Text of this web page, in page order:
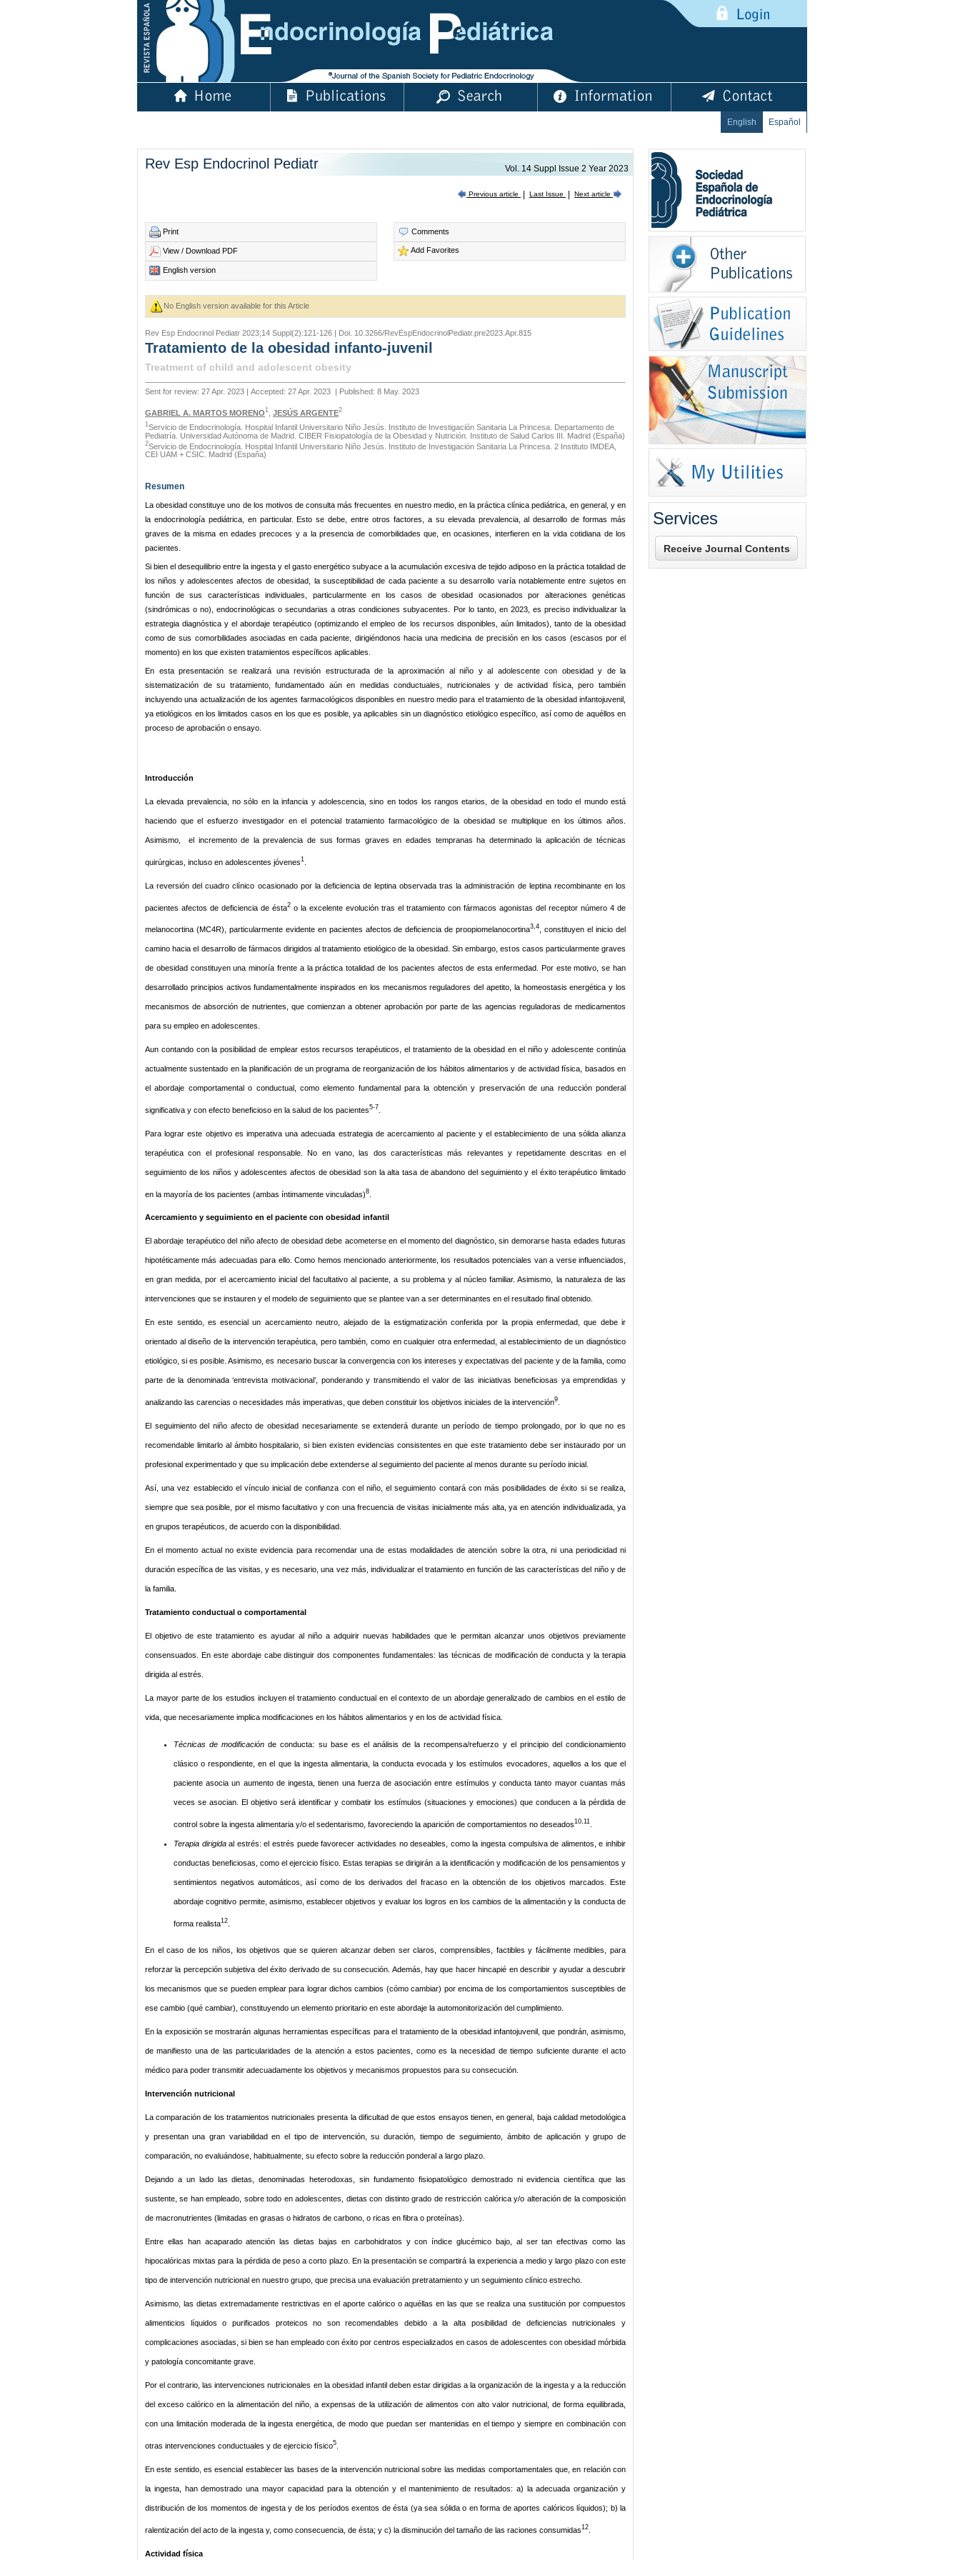
English Español
Rev Esp Endocrinol Pediatr Vol. 14 Suppl Issue 2 Year 2023
Previous article Last Issue Next article
Print
View / Download PDF
English version
Comments
Add Favorites
No English version available for this Article
Rev Esp Endocrinol Pediatr 2023;14 Suppl(2):121-126 | Doi. 10.3266/RevEspEndocrinolPediatr.pre2023.Apr.815
Tratamiento de la obesidad infanto-juvenil
Treatment of child and adolescent obesity
Sent for review: 27 Apr. 2023 | Accepted: 27 Apr. 2023 | Published: 8 May. 2023
GABRIEL A. MARTOS MORENO1 JESÚS ARGENTE2
1Servicio de Endocrinología. Hospital Infantil Universitario Niño Jesús. Instituto de Investigación Sanitaria La Princesa. Departamento de
Pediatría. Universidad Autónoma de Madrid. CIBER Fisiopatología de la Obesidad y Nutrición. Instituto de Salud Carlos III. Madrid (España)
2Servicio de Endocrinología. Hospital Infantil Universitario Niño Jesús. Instituto de Investigación Sanitaria La Princesa. 2 Instituto IMDEA,
CEI UAM + CSIC. Madrid (España)
Resumen
La obesidad constituye uno de los motivos de consulta más frecuentes en nuestro medio, en la práctica clínica pediátrica, en general, y en
la endocrinología pediátrica, en particular. Esto se debe, entre otros factores, a su elevada prevalencia, al desarrollo de formas más
graves de la misma en edades precoces y a la presencia de comorbilidades que, en ocasiones, interfieren en la vida cotidiana de los
pacientes.
Si bien el desequilibrio entre la ingesta y el gasto energético subyace a la acumulación excesiva de tejido adiposo en la práctica totalidad de
los niños y adolescentes afectos de obesidad, la susceptibilidad de cada paciente a su desarrollo varía notablemente entre sujetos en
función de sus características individuales, particularmente en los casos de obesidad ocasionados por alteraciones genéticas
(sindrómicas o no), endocrinológicas o secundarias a otras condiciones subyacentes. Por lo tanto, en 2023, es preciso individualizar la
estrategia diagnóstica y el abordaje terapéutico (optimizando el empleo de los recursos disponibles, aún limitados), tanto de la obesidad
como de sus comorbilidades asociadas en cada paciente, dirigiéndonos hacia una medicina de precisión en los casos (escasos por el
momento) en los que existen tratamientos específicos aplicables.
En esta presentación se realizará una revisión estructurada de la aproximación al niño y al adolescente con obesidad y de la
sistematización de su tratamiento, fundamentado aún en medidas conductuales, nutricionales y de actividad física, pero también
incluyendo una actualización de los agentes farmacológicos disponibles en nuestro medio para el tratamiento de la obesidad infantojuvenil,
ya etiológicos en los limitados casos en los que es posible, ya aplicables sin un diagnóstico etiológico específico, así como de aquéllos en
proceso de aprobación o ensayo.
Introducción
La elevada prevalencia, no sólo en la infancia y adolescencia, sino en todos los rangos etarios, de la obesidad en todo el mundo está
haciendo que el esfuerzo investigador en el potencial tratamiento farmacológico de la obesidad se multiplique en los últimos años.
Asimismo, el incremento de la prevalencia de sus formas graves en edades tempranas ha determinado la aplicación de técnicas
quirúrgicas, incluso en adolescentes jóvenes1
La reversión del cuadro clínico ocasionado por la deficiencia de leptina observada tras la administración de leptina recombinante en los
pacientes afectos de deficiencia de ésta2 o la excelente evolución tras el tratamiento con fármacos agonistas del receptor número 4 de
melanocortina (MC4R), particularmente evidente en pacientes afectos de deficiencia de proopiomelanocortina3,4 , constituyen el inicio del
camino hacia el desarrollo de fármacos dirigidos al tratamiento etiológico de la obesidad. Sin embargo, estos casos particularmente graves
de obesidad constituyen una minoría frente a la práctica totalidad de los pacientes afectos de esta enfermedad. Por este motivo, se han
desarrollado principios activos fundamentalmente inspirados en los mecanismos reguladores del apetito, la homeostasis energética y los
mecanismos de absorción de nutrientes, que comienzan a obtener aprobación por parte de las agencias reguladoras de medicamentos
para su empleo en adolescentes.
Aun contando con la posibilidad de emplear estos recursos terapéuticos, el tratamiento de la obesidad en el niño y adolescente continúa
actualmente sustentado en la planificación de un programa de reorganización de los hábitos alimentarios y de actividad física, basados en
el abordaje comportamental o conductual, como elemento fundamental para la obtención y preservación de una reducción ponderal
significativa y con efecto beneficioso en la salud de los pacientes5-7
Para lograr este objetivo es imperativa una adecuada estrategia de acercamiento al paciente y el establecimiento de una sólida alianza
terapéutica con el profesional responsable. No en vano, las dos características más relevantes y repetidamente descritas en el
seguimiento de los niños y adolescentes afectos de obesidad son la alta tasa de abandono del seguimiento y el éxito terapéutico limitado
en la mayoría de los pacientes (ambas íntimamente vinculadas)8
Acercamiento y seguimiento en el paciente con obesidad infantil
El abordaje terapéutico del niño afecto de obesidad debe acometerse en el momento del diagnóstico, sin demorarse hasta edades futuras
hipotéticamente más adecuadas para ello. Como hemos mencionado anteriormente, los resultados potenciales van a verse influenciados,
en gran medida, por el acercamiento inicial del facultativo al paciente, a su problema y al núcleo familiar. Asimismo, la naturaleza de las
intervenciones que se instauren y el modelo de seguimiento que se plantee van a ser determinantes en el resultado final obtenido.
En este sentido, es esencial un acercamiento neutro, alejado de la estigmatización conferida por la propia enfermedad, que debe ir
orientado al diseño de la intervención terapéutica, pero también, como en cualquier otra enfermedad, al establecimiento de un diagnóstico
etiológico, si es posible. Asimismo, es necesario buscar la convergencia con los intereses y expectativas del paciente y de la familia, como
parte de la denominada ‘entrevista motivacional’, ponderando y transmitiendo el valor de las iniciativas beneficiosas ya emprendidas y
analizando las carencias o necesidades más imperativas, que deben constituir los objetivos iniciales de la intervención9
El seguimiento del niño afecto de obesidad necesariamente se extenderá durante un período de tiempo prolongado, por lo que no es
recomendable limitarlo al ámbito hospitalario, si bien existen evidencias consistentes en que este tratamiento debe ser instaurado por un
profesional experimentado y que su implicación debe extenderse al seguimiento del paciente al menos durante su período inicial.
Así, una vez establecido el vínculo inicial de confianza con el niño, el seguimiento contará con más posibilidades de éxito si se realiza,
siempre que sea posible, por el mismo facultativo y con una frecuencia de visitas inicialmente más alta, ya en atención individualizada, ya
en grupos terapéuticos, de acuerdo con la disponibilidad.
En el momento actual no existe evidencia para recomendar una de estas modalidades de atención sobre la otra, ni una periodicidad ni
duración específica de las visitas, y es necesario, una vez más, individualizar el tratamiento en función de las características del niño y de
la familia.
Tratamiento conductual o comportamental
El objetivo de este tratamiento es ayudar al niño a adquirir nuevas habilidades que le permitan alcanzar unos objetivos previamente
consensuados. En este abordaje cabe distinguir dos componentes fundamentales: las técnicas de modificación de conducta y la terapia
dirigida al estrés.
La mayor parte de los estudios incluyen el tratamiento conductual en el contexto de un abordaje generalizado de cambios en el estilo de
vida, que necesariamente implica modificaciones en los hábitos alimentarios y en los de actividad física.
Técnicas de modificaciónde conducta: su base es el análisis de la recompensa/refuerzo y el principio del condicionamiento
clásico o respondiente, en el que la ingesta alimentaria, la conducta evocada y los estímulos evocadores, aquellos a los que el
paciente asocia un aumento de ingesta, tienen una fuerza de asociación entre estímulos y conducta tanto mayor cuantas más
veces se asocian. El objetivo será identificar y combatir los estímulos (situaciones y emociones) que conducen a la pérdida de
control sobre la ingesta alimentaria y/o el sedentarismo, favoreciendo la aparición de comportamientos no deseados10,11
Terapia dirigidaal estrés: el estrés puede favorecer actividades no deseables, como la ingesta compulsiva de alimentos, e inhibir
conductas beneficiosas, como el ejercicio físico. Estas terapias se dirigirán a la identificación y modificación de los pensamientos y
sentimientos negativos automáticos, así como de los derivados del fracaso en la obtención de los objetivos marcados. Este
abordaje cognitivo permite, asimismo, establecer objetivos y evaluar los logros en los cambios de la alimentación y la conducta de
forma realista12
En el caso de los niños, los objetivos que se quieren alcanzar deben ser claros, comprensibles, factibles y fácilmente medibles, para
reforzar la percepción subjetiva del éxito derivado de su consecución. Además, hay que hacer hincapié en describir y ayudar a descubrir
los mecanismos que se pueden emplear para lograr dichos cambios (cómo cambiar) por encima de los comportamientos susceptibles de
ese cambio (qué cambiar), constituyendo un elemento prioritario en este abordaje la automonitorización del cumplimiento.
En la exposición se mostrarán algunas herramientas específicas para el tratamiento de la obesidad infantojuvenil, que pondrán, asimismo,
de manifiesto una de las particularidades de la atención a estos pacientes, como es la necesidad de tiempo suficiente durante el acto
médico para poder transmitir adecuadamente los objetivos y mecanismos propuestos para su consecución.
Intervención nutricional
La comparación de los tratamientos nutricionales presenta la dificultad de que estos ensayos tienen, en general, baja calidad metodológica
y presentan una gran variabilidad en el tipo de intervención, su duración, tiempo de seguimiento, ámbito de aplicación y grupo de
comparación, no evaluándose, habitualmente, su efecto sobre la reducción ponderal a largo plazo.
Dejando a un lado las dietas, denominadas heterodoxas, sin fundamento fisiopatológico demostrado ni evidencia científica que las
sustente, se han empleado, sobre todo en adolescentes, dietas con distinto grado de restricción calórica y/o alteración de la composición
de macronutrientes (limitadas en grasas o hidratos de carbono, o ricas en fibra o proteínas).
Entre ellas han acaparado atención las dietas bajas en carbohidratos y con índice glucémico bajo, al ser tan efectivas como las
hipocalóricas mixtas para la pérdida de peso a corto plazo. En la presentación se compartirá la experiencia a medio y largo plazo con este
tipo de intervención nutricional en nuestro grupo, que precisa una evaluación pretratamiento y un seguimiento clínico estrecho.
Asimismo, las dietas extremadamente restrictivas en el aporte calórico o aquéllas en las que se realiza una sustitución por compuestos
alimenticios líquidos o purificados proteicos no son recomendables debido a la alta posibilidad de deficiencias nutricionales y
complicaciones asociadas, si bien se han empleado con éxito por centros especializados en casos de adolescentes con obesidad mórbida
y patología concomitante grave.
Por el contrario, las intervenciones nutricionales en la obesidad infantil deben estar dirigidas a la organización de la ingesta y a la reducción
del exceso calórico en la alimentación del niño, a expensas de la utilización de alimentos con alto valor nutricional, de forma equilibrada,
con una limitación moderada de la ingesta energética, de modo que puedan ser mantenidas en el tiempo y siempre en combinación con
otras intervenciones conductuales y de ejercicio físico5
En este sentido, es esencial establecer las bases de la intervención nutricional sobre las medidas comportamentales que, en relación con
la ingesta, han demostrado una mayor capacidad para la obtención y el mantenimiento de resultados: a) la adecuada organización y
distribución de los momentos de ingesta y de los períodos exentos de ésta (ya sea sólida o en forma de aportes calóricos líquidos); b) la
ralentización del acto de la ingesta y, como consecuencia, de ésta; y c) la disminución del tamaño de las raciones consumidas12
Actividad física
Services
Receive Journal Contents